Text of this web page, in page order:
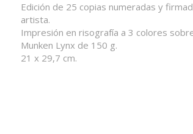
Edición de 25 copias numeradas y
artista.
Impresión en risografía a 3 colores
Munken Lynx de 150 g.
21 x 29,7 cm.